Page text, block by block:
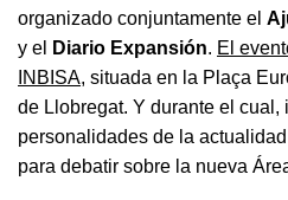
organizado conjuntamente el
y el
Diario Expansión. El
INBISA, situada en la Plaça
de Llobregat. Y durante el cual,
personalidades de la
para debatir sobre la nueva